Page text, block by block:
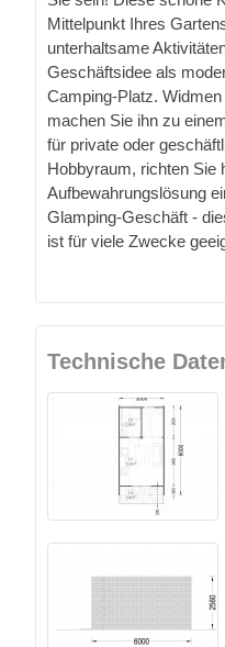
Mittelpunkt Ihres
unterhaltsame
Geschäftsidee als
Camping-Platz.
machen Sie ihn zu
für private oder
Hobbyraum, richten Sie
Aufbewahrungslösung
Glamping-Geschäft -
ist für viele Zwecke
Technische